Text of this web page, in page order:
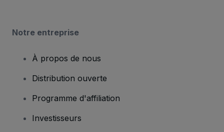
Notre entreprise
À propos de nous
Distribution ouverte
Programme d'affiliation
Investisseurs